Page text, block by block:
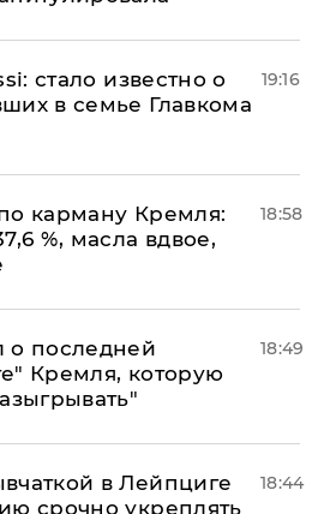
стало известно о
в семье Главкома
19:16
карману Кремля:
%, масла вдвое,
18:58
о последней
Кремля, которую
18:49
в Лейпциге
срочно укреплять
18:44